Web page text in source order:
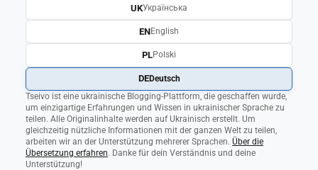
Tseivo ist eine ukrainische Blogging-Plattform, die geschaffen wurde,
um einzigartige Erfahrungen und Wissen in ukrainischer Sprache zu
teilen. Alle Originalinhalte werden auf Ukrainisch erstellt. Um
gleichzeitig nützliche Informationen mit der ganzen Welt zu teilen,
arbeiten wir an der Unterstützung mehrerer Sprachen. Über die
Übersetzung erfahren. Danke für dein Verständnis und deine
Unterstützung!
UKУкраїнська
ENEnglish
PLPolski
DEDeutsch